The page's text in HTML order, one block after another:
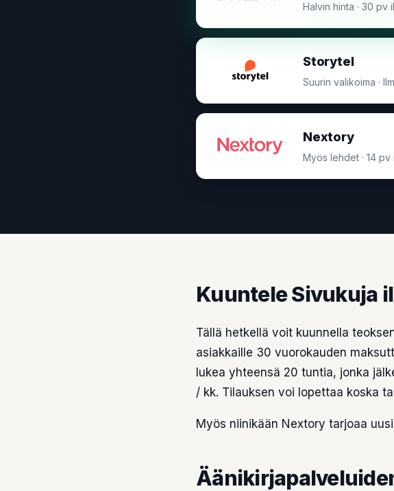
Halvin hinta · 30 pv
Storytel
Suurin valikoima ·
Nextory
Myös lehdet · 14 pv
Kuuntele Sivukuja
Tällä hetkellä voit kuunnella
asiakkaille 30 vuorokauden
lukea yhteensä 20 tuntia, jonka
/ kk. Tilauksen voi lopettaa koska
Myös niinikään Nextory tarjoaa